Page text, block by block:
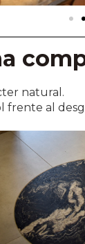
natural.
al